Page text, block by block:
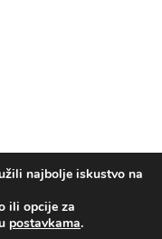
najbolje iskustvo na
ili opcije za
postavkama.